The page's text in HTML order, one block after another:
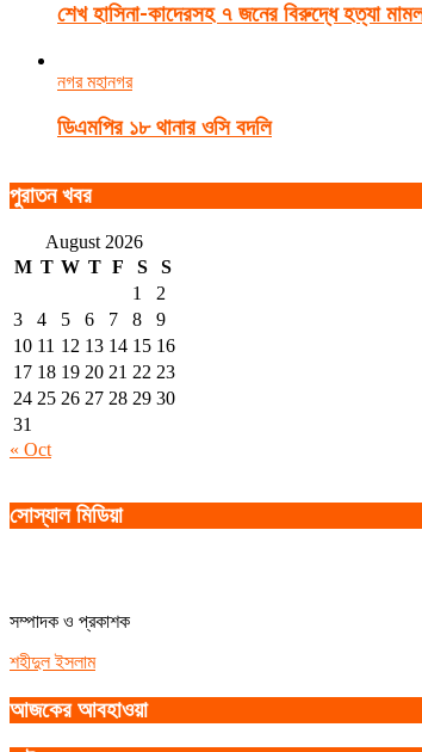
শেখ হাসিনা-কাদেরসহ ৭ জনের বিরুদ্ধে হত্যা
নগর মহানগর
ডিএমপির ১৮ থানার ওসি বদলি
পুরাতন খবর
August 2026
M T W T F S
S
1
2
3
4 5 6 7 8
9
10 11 12 13 14 15 16
17 18 19 20 21 22 23
24 25 26 27 28 29 30
31
« Oct
সোস্যাল মিডিয়া
সম্পাদক ও প্রকাশক
শহীদুল ইসলাম
আজকের আবহাওয়া